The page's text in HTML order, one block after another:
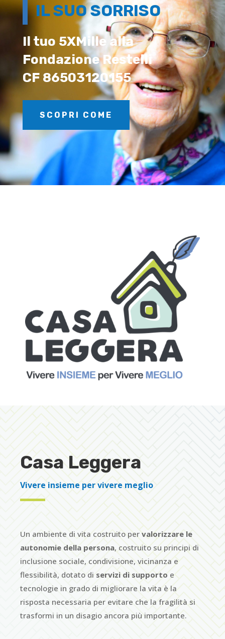
IL SUO SORRISO
Il tuo 5XMille alla
Fondazione Restelli
CF 86503120155
SCOPRI COME
Casa Leggera
Vivere insieme per vivere meglio
Un ambiente di vita costruito pervalorizzare le
autonomie della persona, costruito su principi di
inclusione sociale, condivisione, vicinanza e
flessibilità, dotato di servizi di supporto e
tecnologie in grado di migliorare la vita è la
risposta necessaria per evitare che la fragilità si
trasformi in un disagio ancora più importante.